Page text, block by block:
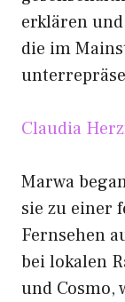
erklären
die im
Claudia
Marwa
sie zu einer
Fernsehen
bei lokalen
und Cosmo,